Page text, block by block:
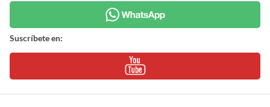
Suscríbete en: